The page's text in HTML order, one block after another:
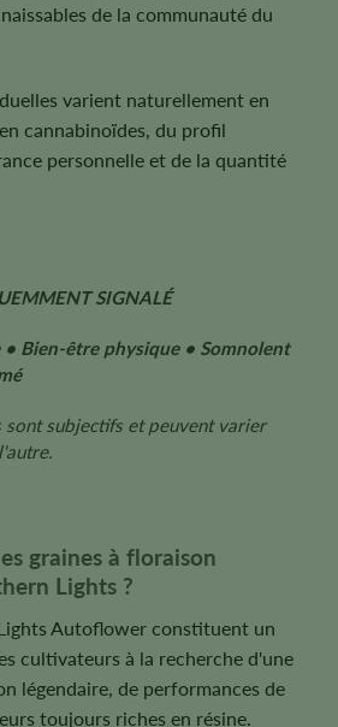
de la communauté du
varient naturellement en
cannabinoïdes, du profil
personnelle et de la quantité
SIGNALÉ
Bien-être physique • Somnolent
sont subjectifs et peuvent varier
graines à floraison
Lights ?
Autoflower constituent un
cultivateurs à la recherche d'une
légendaire, de performances de
toujours riches en résine.